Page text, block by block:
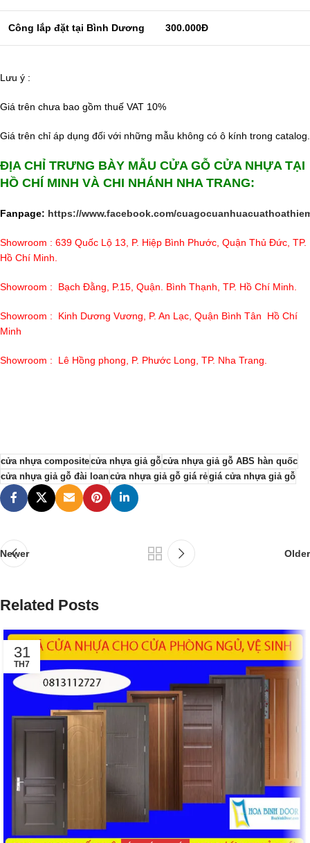
Công lắp đặt tại Bình Dương 300.000Đ
Lưu ý :
Giá trên chưa bao gồm thuế VAT 10%
Giá trên chỉ áp dụng đối với những mẫu không có ô kính trong catalog.
ĐỊA CHỈ TRƯNG BÀY MẪU CỬA GỖ CỬA NHỰA TẠI
HỒ CHÍ MINH VÀ CHI NHÁNH NHA TRANG:
Fanpage: https://www.facebook.com/
Showroom : 639 Quốc Lộ 13, P. Hiệp Bình Phước, Quận Thủ Đức, TP.
Hồ Chí Minh.
Showroom : Bạch Đằng, P.15, Quận. Bình Thạnh, TP. Hồ Chí Minh.
Showroom : Kinh Dương Vương, P. An Lạc, Quận Bình Tân Hồ Chí
Minh
Showroom : Lê Hồng phong, P. Phước Long, TP. Nha Trang.
cửa nhựa compositecửa nhựa giả gỗcửa nhựa giả gỗ ABS hàn quốc
cửa nhựa giả gỗ đài loancửa nhựa giả gỗ giá rẻgiá cửa nhựa giả gỗ
Newer Older
Related Posts
31
TH7